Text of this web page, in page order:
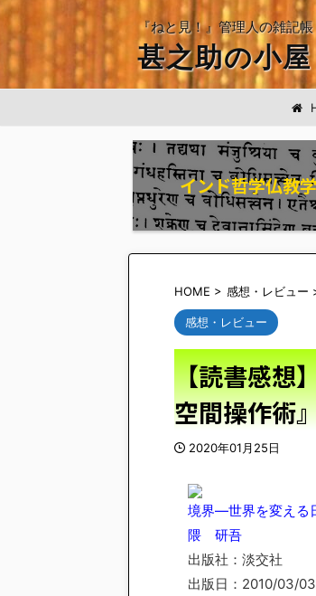
『ねと見！』管理人の雑記帳
甚之助の小屋
インド哲学仏教学
HOME > 感想・レビュー
感想・レビュー
【読書感想
空間操作術
2020年01月25日
境界―世界を変える
隈 研吾
出版社：淡交社
出版日：2010/03/03